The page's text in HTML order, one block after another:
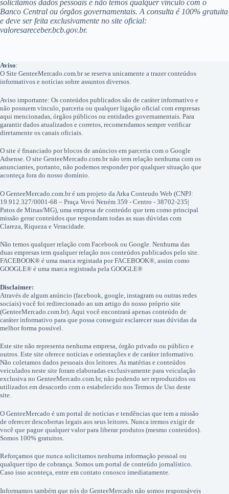
solicitamos dados pessoais e não temos qualquer vínculo com o
Banco Central ou órgãos governamentais. A consulta é 100% gratuita
e deve ser feita exclusivamente no site oficial:
valoresareceber.bcb.gov.br.
Aviso:
O Site GenteeMercado.com.br se reserva unicamente a trazer conteúdos
informativos e notícias sobre assuntos diversos.
Aviso importante: Os conteúdos publicados são de caráter informativo e
não possuem vínculo, parceria ou qualquer ligação oficial com empresas
aqui mencionadas, órgãos públicos ou entidades governamentais. Para
garantir dados atualizados e corretos, recomendamos sempre verificar
diretamente os canais oficiais.
O site é financiado por blocos de anúncios em parceria com o Google
Adsense. O site GenteeMercado.com.br não tem relação nenhuma com os
anunciantes, portanto, não podemos responder por qualquer situação que
aconteça fora do nosso domínio.
O GenteeMercado.com.br é um projeto da Arka Conteudo Web (CNPJ:
19.912.327/0001-68 – Praça Vovó Neném 359 - Centro - 38702-235|
Patos de Minas/MG), uma empresa de conteúdo que tem como principal
missão gerar conteúdos que respondam todas as suas dúvidas com
Clareza, Riqueza e Veracidade.
Não temos qualquer relação com Facebook ou Google. Nenhuma das
duas empresas tem qualquer relação nos conteúdos publicados pelo site.
FACEBOOK® é uma marca registada por FACEBOOK®, assim como
GOOGLE® é uma marca registrada pela GOOGLE®
Disclaimer:
Através de algum anúncio (facebook, google, instagram ou outras redes
sociais) você foi redirecionado ao um artigo do nosso próprio site
(GenteeMercado.com.br). Aqui você encontrará apenas conteúdo de
caráter informativo para que possa conseguir esclarecer suas dúvidas da
melhor forma possível.
Este site não representa nenhuma empresa, órgão privado ou público e
outros. Este site oferece notícias e orientações e de caráter informativo.
Não coletamos dados pessoais dos leitores. As matérias e conteúdos
veiculados neste site foram elaboradas exclusivamente para veiculação
exclusiva no GenteeMercado.com.br, não podendo ser reproduzidos ou
utilizados em desacordo com o estabelecido nos Termos de Uso deste
site.
O GenteeMercado é um portal de notícias e tendências que tem a missão
de oferecer descobertas legais aos seus leitores. Nunca iremos exigir de
você que pague qualquer valor para liberar produtos (mesmo conteúdos).
Somos 100% gratuitos.
Reforçamos que nunca solicitamos nenhuma informação pessoal ou
qualquer tipo de cobrança. Somos um portal de conteúdo jornalístico.
Caso isso aconteça, entre em contato conosco imediatamente.
Informamos também que nós do GenteeMercado não somos responsáveis